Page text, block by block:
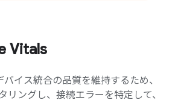
Vitals
イス統合の品質を維持するため、
リングし、接続エラーを特定して、